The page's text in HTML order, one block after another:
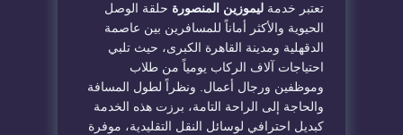
​تعتبر خدمة ليموزين المنصورة حلقة الوصل
الحيوية والأكثر أماناً للمسافرين بين عاصمة
الدقهلية ومدينة القاهرة الكبرى، حيث تلبي
احتياجات آلاف الركاب يومياً من طلاب
وموظفين ورجال أعمال. ونظراً لطول المسافة
والحاجة إلى الراحة التامة، برزت هذه الخدمة
كبديل احترافي لوسائل النقل التقليدية، موفرة